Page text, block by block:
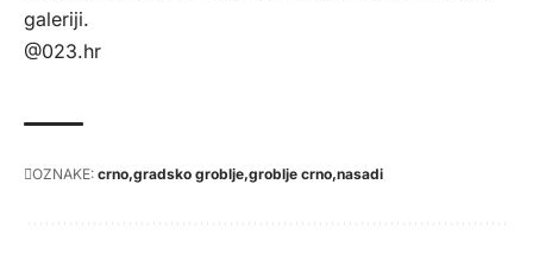
galeriji.
@023.hr
OZNAKE: crno gradsko groblje groblje crno nasadi